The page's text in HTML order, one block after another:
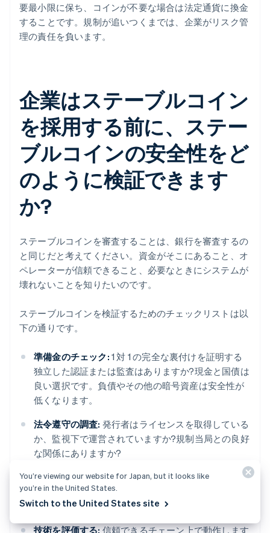
要最小限に保ち、コインが不要な場合は法定通貨に換金
することです。規制が追いつくまでは、企業がリスク管
理の責任を負います。
企業はステーブルコイン
を採用する前に、ステー
ブルコインの安全性をど
のように検証できます
か?
ステーブルコインを審査することは、銀行を審査するの
と同じだと考えてください。資金がそこにあること、オ
ペレーターが信頼できること、必要なときにシステムが
壊れないことを知りたいのです。
ステーブルコインを検証するためのチェックリストは以
下の通りです。
準備金のチェック: 1 対 1 の完全な裏付けを証明する
独立した認証または監査はありますか?現金と国債は
良い選択です。負債やその他の暗号資産は安全性が
低くなります。
法令遵守の調査: 発行者はライセンスを取得している
か、監視下で運営されていますか?規制当局との良好
な関係にありますか?
履歴のレビュー:コインはストレスイベントを通じて
ペッグを維持しましたか?スキャンダルや罰金はあり
ましたか?
技術を評価する:信頼できるチェーン上で動作します
You’re viewing our website for Japan, but it looks like
you’re in the United States.
Switch to the United States site